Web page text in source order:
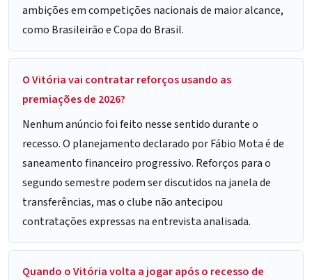
ambições em competições nacionais de maior alcance,
como Brasileirão e Copa do Brasil.
O Vitória vai contratar reforços usando as
premiações de 2026?
Nenhum anúncio foi feito nesse sentido durante o
recesso. O planejamento declarado por Fábio Mota é de
saneamento financeiro progressivo. Reforços para o
segundo semestre podem ser discutidos na janela de
transferências, mas o clube não antecipou
contratações expressas na entrevista analisada.
Quando o Vitória volta a jogar após o recesso de